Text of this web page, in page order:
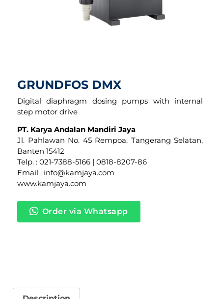
GRUNDFOS DMX
Digital diaphragm dosing pumps with internal
step motor drive
PT. Karya Andalan Mandiri Jaya
Jl. Pahlawan No. 45 Rempoa, Tangerang Selatan,
Banten 15412
Telp. : 021-7388-5166 | 0818-8207-86
Email : info@kamjaya.com
www.kamjaya.com
Order via Whatsapp